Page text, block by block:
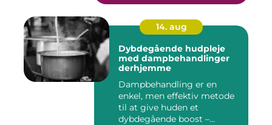
14. aug
Dybdegående hudpleje
med dampbehandlinger
derhjemme
Dampbehandling er en
enkel, men effektiv metode
til at give huden et
dybdegående boost –...